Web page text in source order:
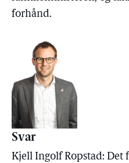
forhånd.
Svar
Kjell Ingolf Ropstad: Det